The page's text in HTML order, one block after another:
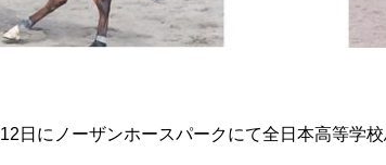
12 日にノーザンホースパークにて全日本高等学